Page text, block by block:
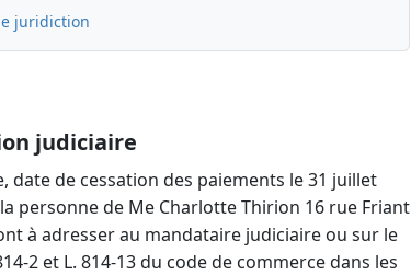
juridiction
judiciaire
de cessation des paiements le 31 juillet
personne de Me Charlotte Thirion 16 rue Friant
à adresser au mandataire judiciaire ou sur le
2 et L. 814-13 du code de commerce dans les